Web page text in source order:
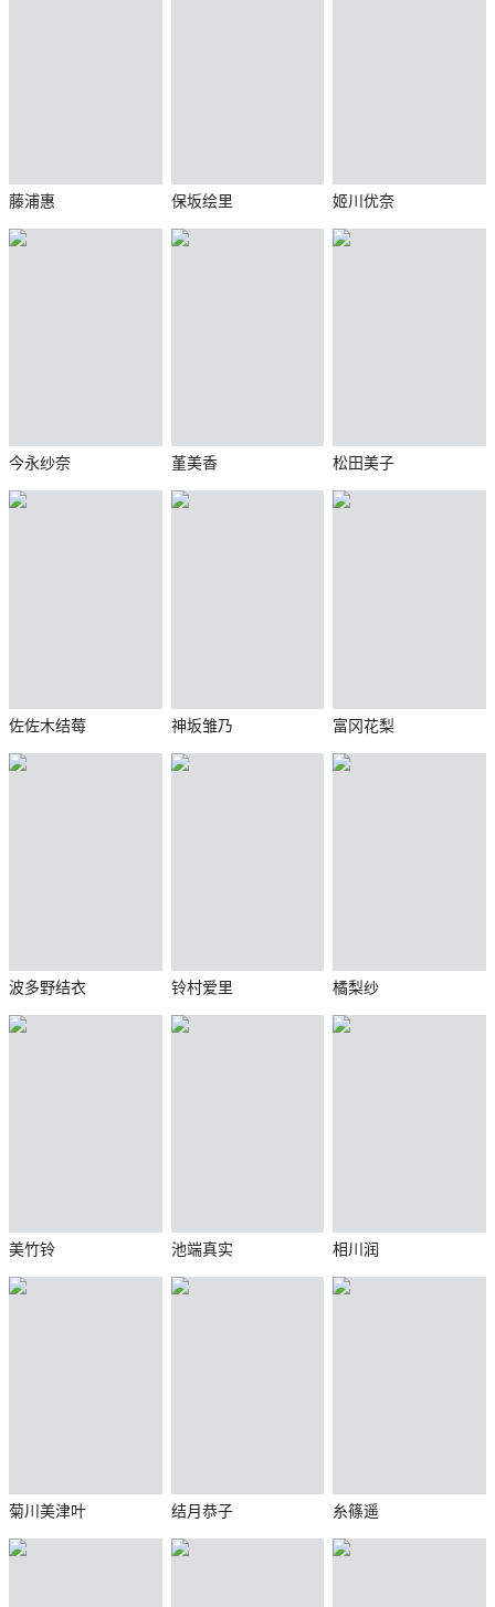
藤浦惠 保坂绘里 姬川优奈
今永纱奈 堇美香 松田美子
佐佐木结莓 神坂雏乃 富冈花梨
波多野结衣 铃村爱里 橘梨纱
美竹铃 池端真实 相川润
菊川美津叶 结月恭子 糸篠遥